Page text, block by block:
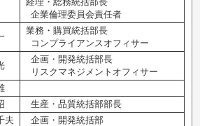
企業倫理委員会責任者
業務・購買統括部長
コンプライアンスオフィサー
企画・開発統括部長
リスクマネジメントオフィサー
生産・品質統括部部長
夫 企画・開発統括部